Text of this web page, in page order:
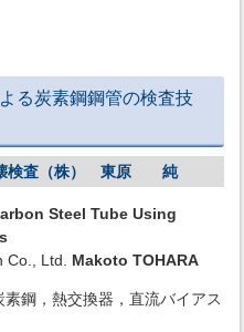
る炭素鋼鋼管の検査技
検査（株） 東原 純
Steel Tube Using
Co., Ltd. Makoto TOHARA
鋼，熱交換器，直流バイアス